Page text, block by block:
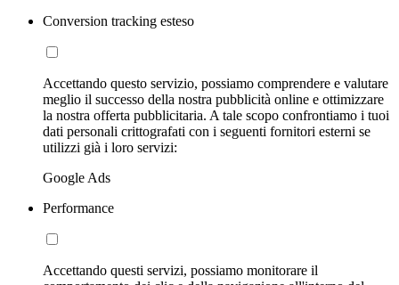
Conversion tracking esteso
Accettando questo servizio, possiamo comprendere e valutare
meglio il successo della nostra pubblicità online e ottimizzare
la nostra offerta pubblicitaria. A tale scopo confrontiamo i tuoi
dati personali crittografati con i seguenti fornitori esterni se
utilizzi già i loro servizi:
Google Ads
Performance
Accettando questi servizi, possiamo monitorare il